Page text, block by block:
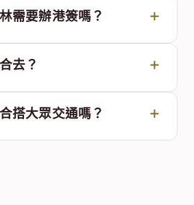
需要辦港簽嗎？
去？
搭大眾交通嗎？